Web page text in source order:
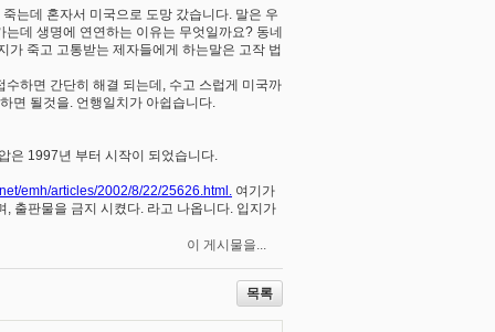
는데 혼자서 미국으로 도망 갔습니다. 말은 우
데 생명에 연연하는 이유는 무엇일까요? 동네
죽고 고통받는 제자들에게 하는말은 고작 법
하면 간단히 해결 되는데, 수고 스럽게 미국까
면 될것을. 언행일치가 아쉽습니다.
은 1997년 부터 시작이 되었습니다.
emh/articles/2002/8/22/25626.html. 여기가
출판물을 금지 시켰다. 라고 나옵니다. 입지가
이 게시물을...
목록